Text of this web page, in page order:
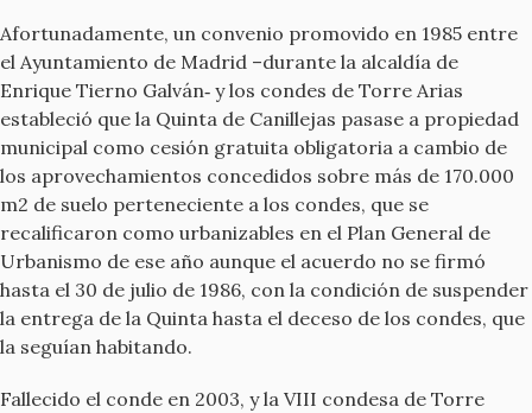
Afortunadamente, un convenio promovido en 1985 entre
el Ayuntamiento de Madrid –durante la alcaldía de
Enrique Tierno Galván‐ y los condes de Torre Arias
estableció que la Quinta de Canillejas pasase a propiedad
municipal como cesión gratuita obligatoria a cambio de
los aprovechamientos concedidos sobre más de 170.000
m2 de suelo perteneciente a los condes, que se
recalificaron como urbanizables en el Plan General de
Urbanismo de ese año aunque el acuerdo no se firmó
hasta el 30 de julio de 1986, con la condición de suspender
la entrega de la Quinta hasta el deceso de los condes, que
la seguían habitando.
Fallecido el conde en 2003, y la VIII condesa de Torre